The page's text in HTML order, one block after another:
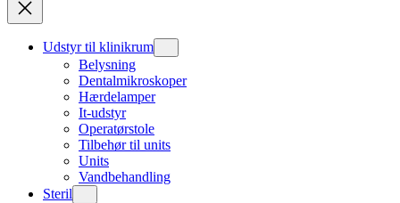
Udstyr til klinikrum
Belysning
Dentalmikroskoper
Hærdelamper
It-udstyr
Operatørstole
Tilbehør til units
Units
Vandbehandling
Steril